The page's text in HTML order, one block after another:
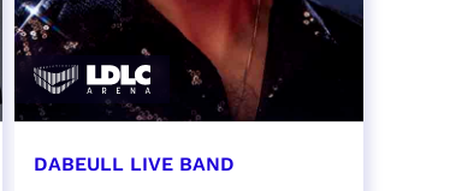
DABEULL LIVE BAND